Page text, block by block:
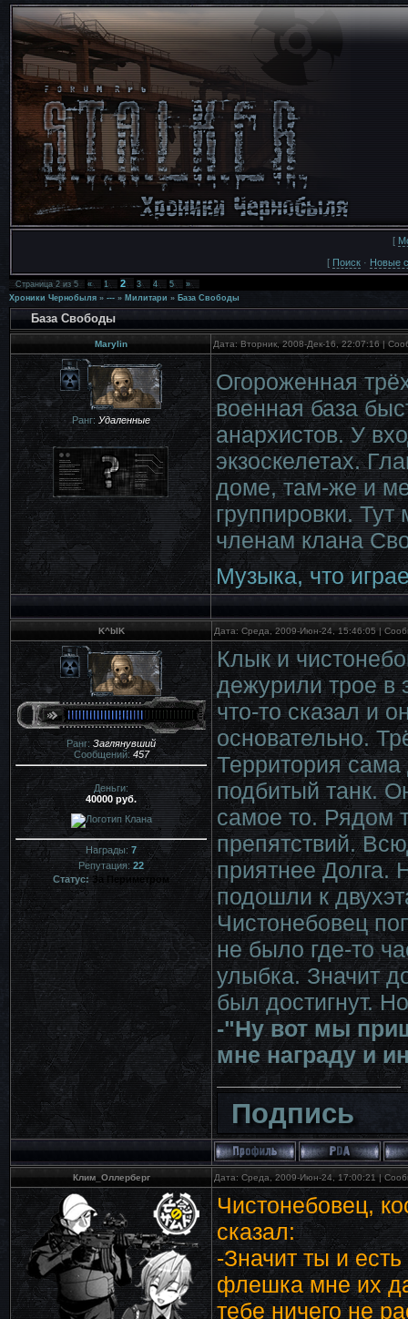
[
[ Поиск · Новые
Страница2из5 « 1 2 3 4 5
»
Хроники Чернобыля » --- » Милитари » База Свободы
База Свободы
Marylin Дата: Вторник, 2008-Дек-16, 22:07:16 |
Ранг: Удаленные
Огороженная
военная база
анархистов. У
экзоскелетах.
доме, там-же и
группировки.
членам клана
Музыка, что
K^bIK Дата: Среда, 2009-Июн-24, 15:46:05 |
Ранг: Заглянувший
Сообщений:457
Деньги:
40000 руб.
Награды:7
Репутация:22
Статус:За Периметром
Клык и
дежурили трое в
что-то сказал и
основательно.
Территория
подбитый танк.
самое то. Рядом
препятствий.
приятнее Долга.
подошли к
Чистонебовец
не было где-то
улыбка. Значит
был достигнут.
-"Ну вот мы
мне награду и
Подпись
Клим_Оллерберг Дата: Среда, 2009-Июн-24, 17:00:21 |
Чистонебовец,
сказал:
-Значит ты и
флешка мне их
тебе ничего не